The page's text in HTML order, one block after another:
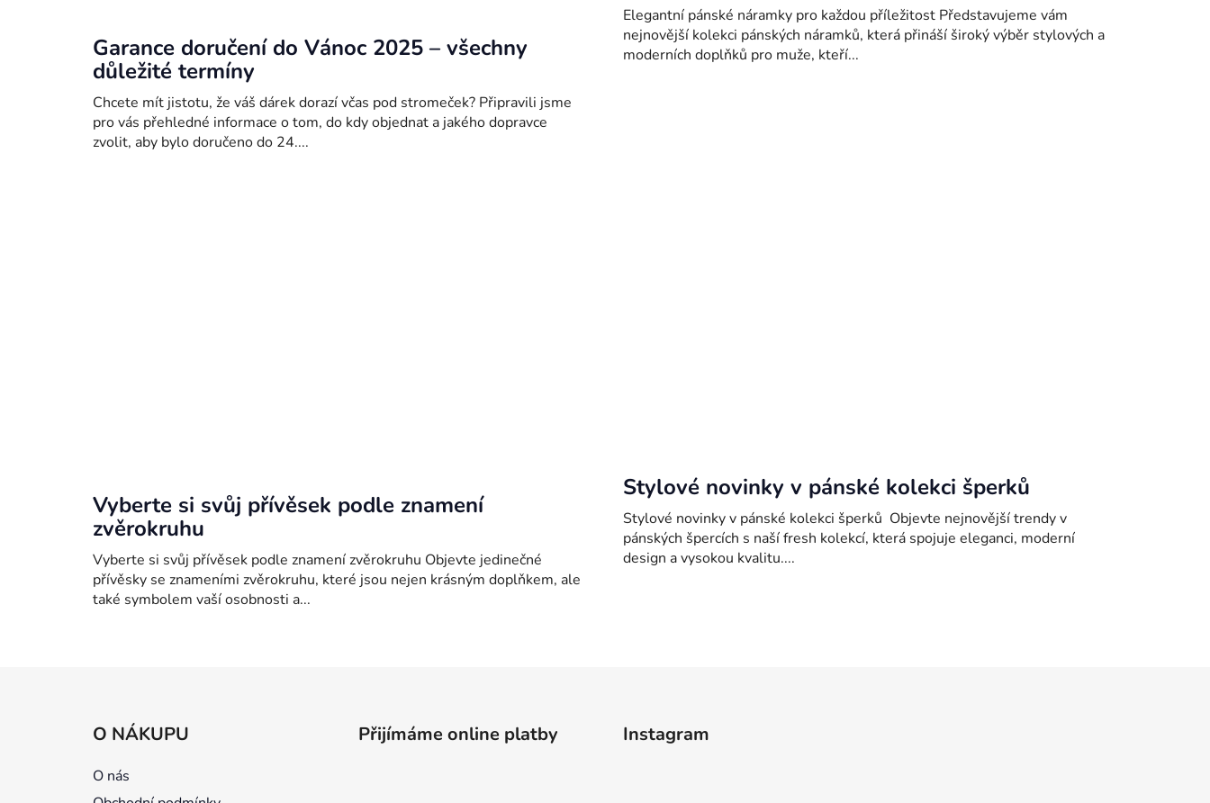
Garance doručení do Vánoc 2025 – všechny
důležité termíny
Chcete mít jistotu, že váš dárek dorazí včas pod stromeček? Připravili jsme
pro vás přehledné informace o tom, do kdy objednat a jakého dopravce
zvolit, aby bylo doručeno do 24....
Elegantní pánské náramky pro každou příležitost Představujeme vám
nejnovější kolekci pánských náramků, která přináší široký výběr stylových a
moderních doplňků pro muže, kteří...
Vyberte si svůj přívěsek podle znamení
zvěrokruhu
Vyberte si svůj přívěsek podle znamení zvěrokruhu Objevte jedinečné
přívěsky se znameními zvěrokruhu, které jsou nejen krásným doplňkem, ale
také symbolem vaší osobnosti a...
Stylové novinky v pánské kolekci šperků
Stylové novinky v pánské kolekci šperků Objevte nejnovější trendy v
pánských špercích s naší fresh kolekcí, která spojuje eleganci, moderní
design a vysokou kvalitu....
O NÁKUPU
O nás
Přijímáme online platby Instagram